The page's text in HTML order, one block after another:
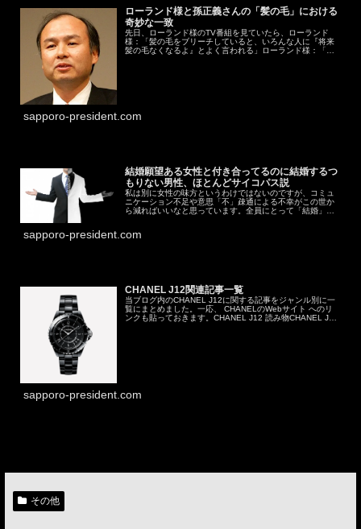
ローランド様と孫正義さんの「髪の毛」における
奇妙な一致
先日、ローランド様のTV番組を見ていたら、ローランド
様：「髪の毛をブリーチしていると、いろんな人に『将来
髪の毛なくなるよ』とよく言われる」ローランド様：「俺
sapporo-president.com
結婚願望ある女性と付き合ってるのに結婚するつ
もりない男性、ほとんどサイコパス説
私は別に女性の味方というわけではないのですが、コミュ
ニケーション不足や意思「不」疎通による不幸がこの世か
ら減ればいいなと思っています。全員にとって「結婚」
sapporo-president.com
CHANEL J12関連記事一覧
当ブログ内のCHANEL J12に関する記事をジャンル別に一
覧にまとめました。一応、 CHANELのWebサイト へのリ
ンクも貼っておきます。CHANEL J12 読み物CHANEL J12
sapporo-president.com
その他